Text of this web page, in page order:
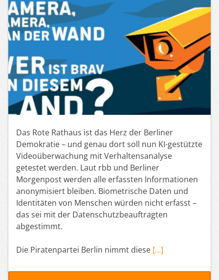
Das Rote Rathaus ist das Herz der Berliner
Demokratie – und genau dort soll nun KI-gestützte
Videoüberwachung mit Verhaltensanalyse
getestet werden. Laut rbb und Berliner
Morgenpost werden alle erfassten Informationen
anonymisiert bleiben. Biometrische Daten und
Identitäten von Menschen würden nicht erfasst –
das sei mit der Datenschutzbeauftragten
abgestimmt.
Die Piratenpartei Berlin nimmt diese […]